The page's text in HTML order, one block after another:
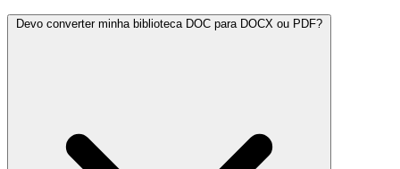
Devo converter minha biblioteca DOC para DOCX ou PDF?